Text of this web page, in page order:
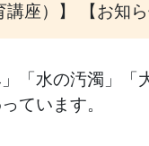
講座）】 【お
「水の汚濁」「
ています。